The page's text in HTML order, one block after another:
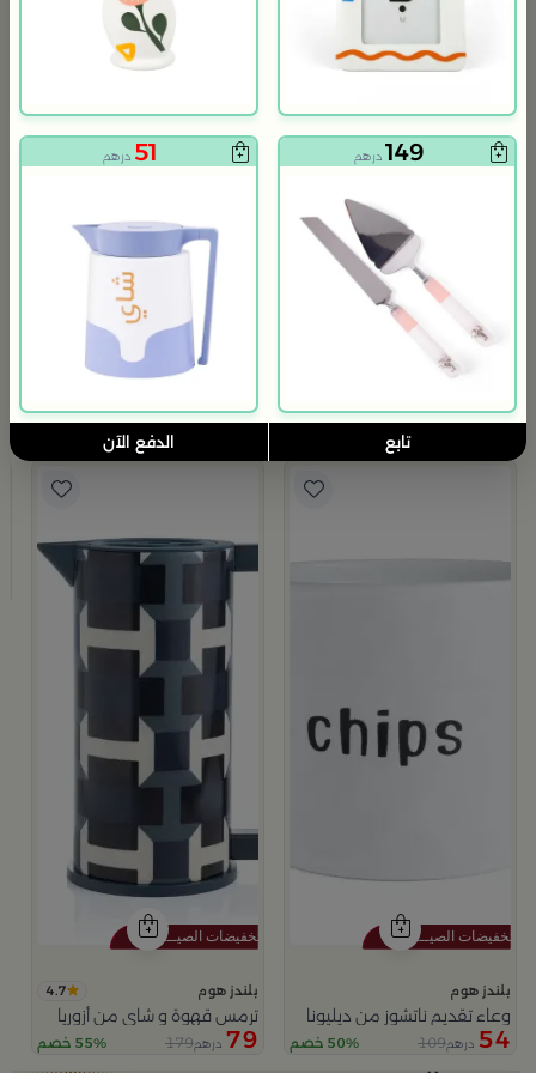
149 درهم 51 درهم
تابع الدفع الآن
بلندز هوم
وعاء تقديم تمر دائري 12×12 سم أبيض وبرتقالي من الخزف الحجري بغطاء من المدينة القديمة
بلندز هوم
طقم حقيبة قهوة السفر من اورورا
بلندز هوم
وعاء تقديم ناتشوز من ديليونا
54 درهم109 50% خصم
بلندز هوم 4.7
ترمس قهوة و شاي من أزوريا
79 درهم179 55% خصم